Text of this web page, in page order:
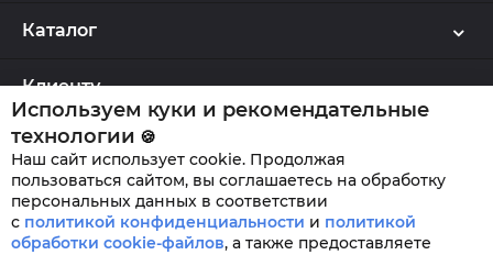
Каталог
Клиенту
QWERTYGIFTS © 2026
Используем куки и рекомендательные
технологии 🍪
Наш сайт использует cookie. Продолжая
пользоваться сайтом, вы соглашаетесь на обработку
персональных данных в соответствии
с политикой конфиденциальности и политикой
обработки cookie-файлов, а также предоставляете